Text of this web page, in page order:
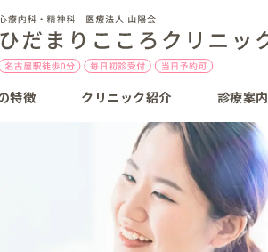
特徴 クリニック紹介 診療案内